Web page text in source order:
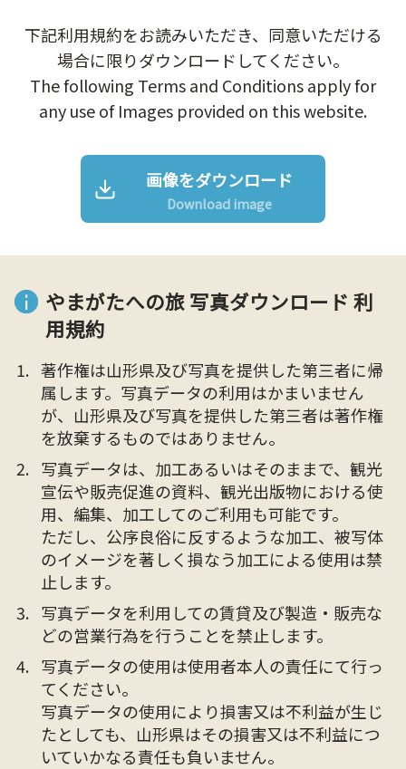
下記利用規約をお読みいただき、同意いただける
場合に限りダウンロードしてください。
The following Terms and Conditions apply for
any use of Images provided on this website.
画像をダウンロード
Download image
やまがたへの旅 写真ダウンロード 利
用規約
著作権は山形県及び写真を提供した第三者に帰
属します。写真データの利用はかまいません
が、山形県及び写真を提供した第三者は著作権
を放棄するものではありません。
写真データは、加工あるいはそのままで、観光
宣伝や販売促進の資料、観光出版物における使
用、編集、加工してのご利用も可能です。
ただし、公序良俗に反するような加工、被写体
のイメージを著しく損なう加工による使用は禁
止します。
写真データを利用しての賃貸及び製造・販売な
どの営業行為を行うことを禁止します。
写真データの使用は使用者本人の責任にて行っ
てください。
写真データの使用により損害又は不利益が生じ
たとしても、山形県はその損害又は不利益につ
いていかなる責任も負いません。